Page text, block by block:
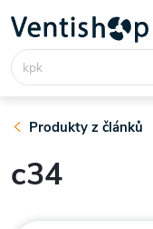
obsah
Produkty z článků
c34